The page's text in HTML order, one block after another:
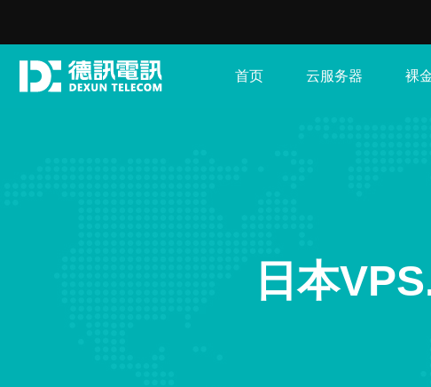
首页 云服务器 裸
日本